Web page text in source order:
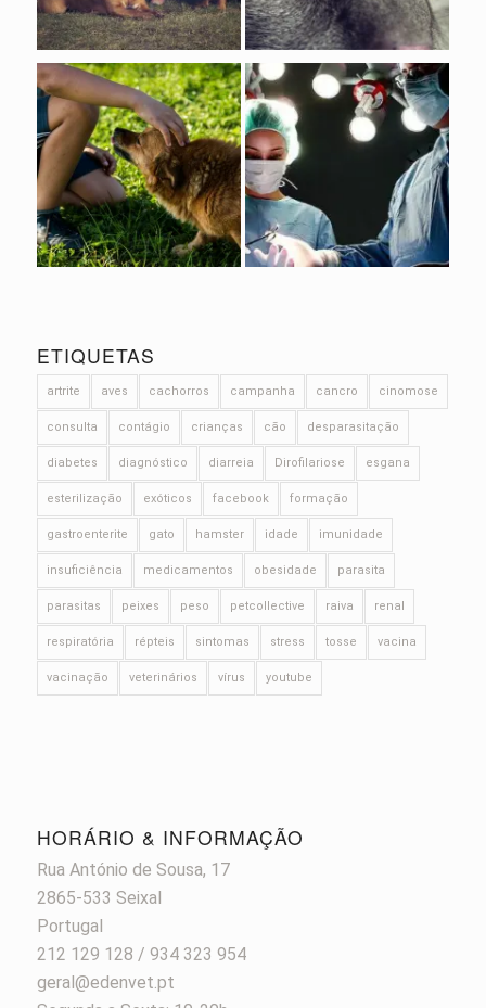
ETIQUETAS
artrite aves cachorros campanha cancro cinomose
consulta contágio crianças cão desparasitação
diabetes diagnóstico diarreia Dirofilariose esgana
esterilização exóticos facebook formação
gastroenterite gato hamster idade imunidade
insuficiência medicamentos obesidade parasita
parasitas peixes peso petcollective raiva renal
respiratória répteis sintomas stress tosse vacina
vacinação veterinários vírus youtube
HORÁRIO & INFORMAÇÃO
Rua António de Sousa, 17
2865-533 Seixal
Portugal
212 129 128 / 934 323 954
geral@edenvet.pt